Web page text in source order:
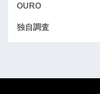
OURO
独自調査